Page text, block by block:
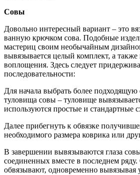
Совы
Довольно интересный вариант – это
ванную крючком сова. Подобные
мастериц своим необычайным
вывязывается целый комплект, а также
воплощения. Здесь следует
последовательности:
Для начала выбрать более
туловища совы – туловище
используются простые и стандартные
Далее прибегнуть к обвязке
необходимого размера коврика или
В завершении вывязываются глаза
соединенных вместе в последнем
обвязывают, одновременно вывязывая